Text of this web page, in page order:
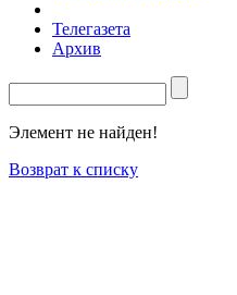
Телегазета
Архив
Элемент не найден!
Возврат к списку